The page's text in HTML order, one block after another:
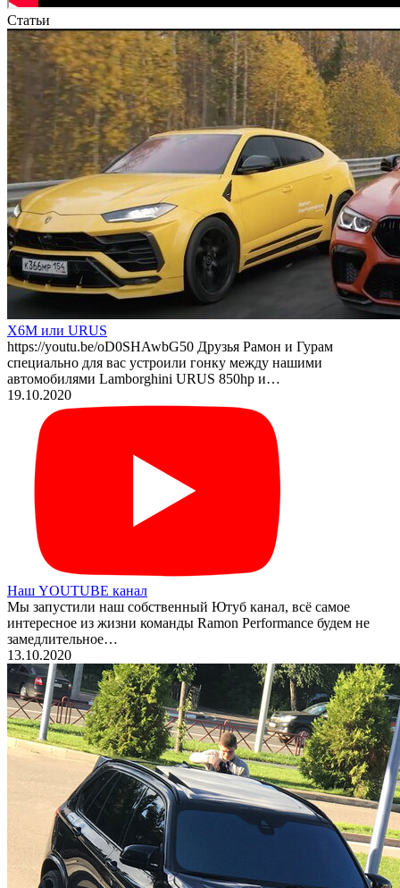
Статьи
X6M или URUS
https://youtu.be/oD0SHAwbG50 Друзья Рамон и Гурам
специально для вас устроили гонку между нашими
автомобилями Lamborghini URUS 850hp и…
19.10.2020
Наш YOUTUBE канал
Мы запустили наш собственный Ютуб канал, всё самое
интересное из жизни команды Ramon Performance будем не
замедлительное…
13.10.2020